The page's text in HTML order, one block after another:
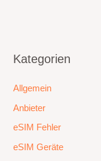
Kategorien
Allgemein
Anbieter
eSIM Fehler
eSIM Geräte